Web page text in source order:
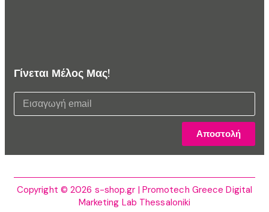
Γίνεται Μέλος Μας!
Αποστολή
Copyright © 2026 s-shop.gr | Promotech Greece Digital
Marketing Lab Thessaloniki